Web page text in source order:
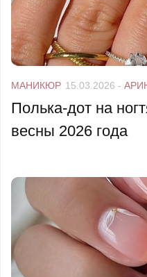
МАНИКЮР 15.03.2026 -
Полька-дот на
весны 2026 года